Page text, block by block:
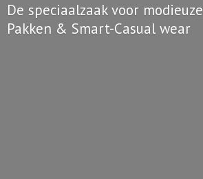
De speciaalzaak voor modieuze
Pakken & Smart-Casual wear